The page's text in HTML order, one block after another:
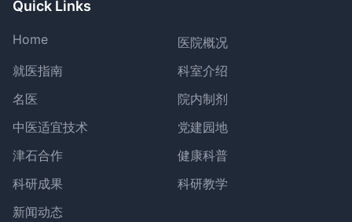
Quick Links
Home
医院概况
就医指南
科室介绍
名医
院内制剂
中医适宜技术
党建园地
津石合作
健康科普
科研成果
科研教学
新闻动态